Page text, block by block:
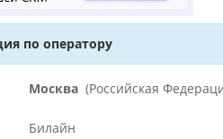
по оператору
Москва (Российская
Билайн